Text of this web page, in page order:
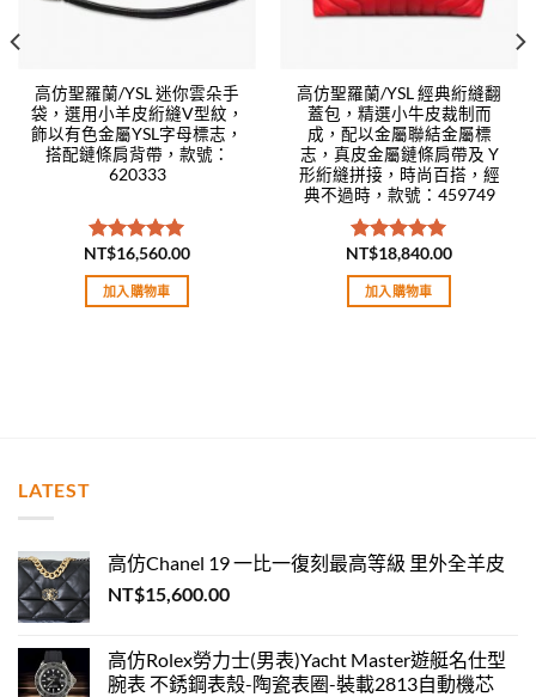
高仿聖羅蘭/YSL 迷你雲朵手
袋，選用小羊皮絎縫V型紋，
飾以有色金屬YSL字母標志，
搭配鏈條肩背帶，款號：
620333
評分5.00
滿分 5
NT$16,560.00
加入購物車
高仿聖羅蘭/YSL 經典絎縫翻
蓋包，精選小牛皮裁制而
成，配以金屬聯結金屬標
志，真皮金屬鏈條肩帶及 Y
形絎縫拼接，時尚百搭，經
典不過時，款號：459749
評分5.00
滿分 5
NT$18,840.00
加入購物車
LATEST
高仿Chanel 19 一比一復刻最高等級 里外全羊皮
NT$15,600.00
高仿Rolex勞力士(男表)Yacht Master遊艇名仕型
腕表 不銹鋼表殼-陶瓷表圈-裝載2813自動機芯